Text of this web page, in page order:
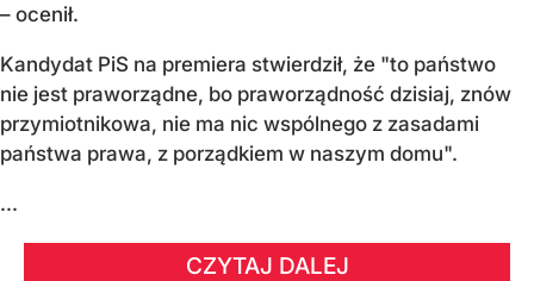
– ocenił.
Kandydat PiS na premiera stwierdził, że "to państwo
nie jest praworządne, bo praworządność dzisiaj, znów
przymiotnikowa, nie ma nic wspólnego z zasadami
państwa prawa, z porządkiem w naszym domu".
...
CZYTAJ DALEJ